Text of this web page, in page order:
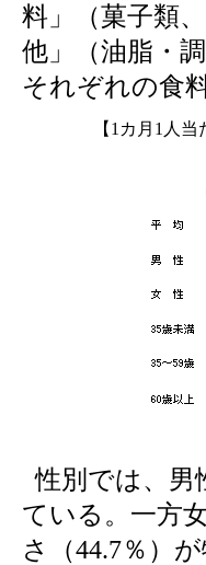
料」（菓子類
他」（油脂・
それぞれの食
【1カ月1人
性別では、男
ている。一方
さ（44.7％）